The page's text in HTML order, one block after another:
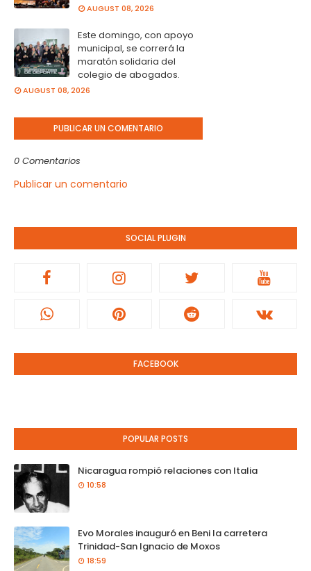
AUGUST 08, 2026
Este domingo, con apoyo
municipal, se correrá la
maratón solidaria del
colegio de abogados.
AUGUST 08, 2026
PUBLICAR UN COMENTARIO
0 Comentarios
Publicar un comentario
SOCIAL PLUGIN
FACEBOOK
POPULAR POSTS
Nicaragua rompió relaciones con Italia
10:58
Evo Morales inauguró en Beni la carretera
Trinidad-San Ignacio de Moxos
18:59